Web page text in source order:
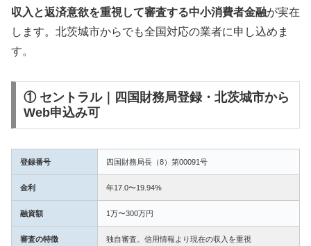
収入と返済意欲を重視して審査する中小消費者金融が実在
します。北茨城市からでも全国対応の業者に申し込めま
す。
① セントラル｜四国財務局登録・北茨城市から
Web申込み可
登録番号 四国財務局長（8）第00091号
金利 年17.0〜19.94%
融資額 1万〜300万円
審査の特徴 独自審査。信用情報より現在の収入を重視